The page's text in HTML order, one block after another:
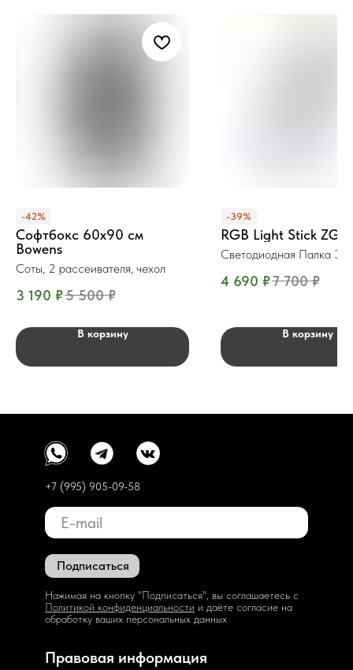
-42%
Софтбокс 60x90 см
Bowens
Соты, 2 рассеивателя, чехол
3 190 ₽5 500 ₽
В корзину
-39%
RGB Light Stick
Светодиодная Палка
4 690 ₽7 700 ₽
В корзину
Подписаться
Нажимая на кнопку "Подписаться", вы соглашаетесь с
Политикой конфиденциальности и даёте согласие на
обработку ваших персональных данных
Правовая информация
+7 (995) 905-09-58